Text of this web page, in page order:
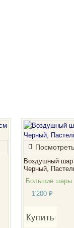
Посмотреть
Воздушный шар
Черный,
Большие шары
1'200 ₽
Купить